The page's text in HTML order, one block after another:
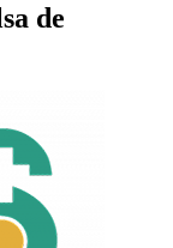
de